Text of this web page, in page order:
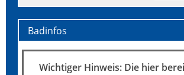
Badinfos
Wichtiger Hinweis: Die hier